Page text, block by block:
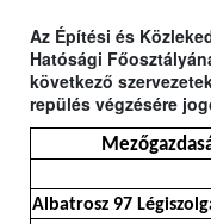
Az Építési és
Hatósági
következő
repülés végzésére
Albatrosz 97